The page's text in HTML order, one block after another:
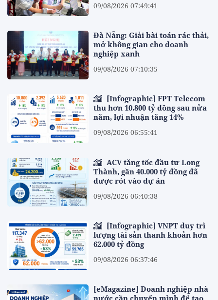
09/08/2026 07:49:41
Đà Nẵng: Giải bài toán rác thải,
mở không gian cho doanh
nghiệp xanh
09/08/2026 07:10:35
thu hơn 10.800 tỷ đồng sau nửa
năm, lợi nhuận tăng 14%
09/08/2026 06:55:41
Thành, gần 40.000 tỷ đồng đã
được rót vào dự án
09/08/2026 06:40:38
lượng tài sản thanh khoản hơn
62.000 tỷ đồng
09/08/2026 06:37:46
[eMagazine] Doanh nghiệp nhà